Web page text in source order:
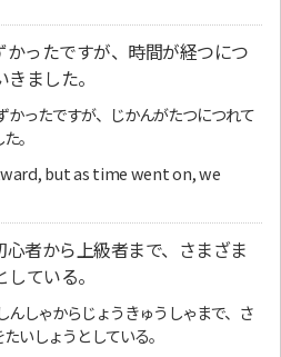
ったですが、時間が経つにつ
ました。
かったですが、じかんがたつにつれて
。
but as time went on, we
者から上級者まで、さまざま
ている。
んしゃからじょうきゅうしゃまで、さ
いしょうとしている。